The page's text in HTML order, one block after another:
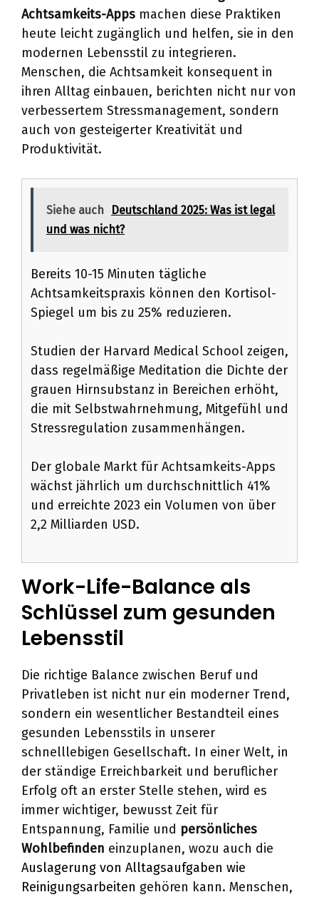
Achtsamkeits-Apps machen diese Praktiken
heute leicht zugänglich und helfen, sie in den
modernen Lebensstil zu integrieren.
Menschen, die Achtsamkeit konsequent in
ihren Alltag einbauen, berichten nicht nur von
verbessertem Stressmanagement, sondern
auch von gesteigerter Kreativität und
Produktivität.
Siehe auch
Deutschland 2025: Was ist legal
und was nicht?
Bereits 10-15 Minuten tägliche
Achtsamkeitspraxis können den Kortisol-
Spiegel um bis zu 25% reduzieren.
Studien der Harvard Medical School zeigen,
dass regelmäßige Meditation die Dichte der
grauen Hirnsubstanz in Bereichen erhöht,
die mit Selbstwahrnehmung, Mitgefühl und
Stressregulation zusammenhängen.
Der globale Markt für Achtsamkeits-Apps
wächst jährlich um durchschnittlich 41%
und erreichte 2023 ein Volumen von über
2,2 Milliarden USD.
Work-Life-Balance als
Schlüssel zum gesunden
Lebensstil
Die richtige Balance zwischen Beruf und
Privatleben ist nicht nur ein moderner Trend,
sondern ein wesentlicher Bestandteil eines
gesunden Lebensstils in unserer
schnelllebigen Gesellschaft. In einer Welt, in
der ständige Erreichbarkeit und beruflicher
Erfolg oft an erster Stelle stehen, wird es
immer wichtiger, bewusst Zeit für
Entspannung, Familie und persönliches
Wohlbefinden einzuplanen, wozu auch die
Auslagerung von Alltagsaufgaben wie
Reinigungsarbeiten gehören kann. Menschen,